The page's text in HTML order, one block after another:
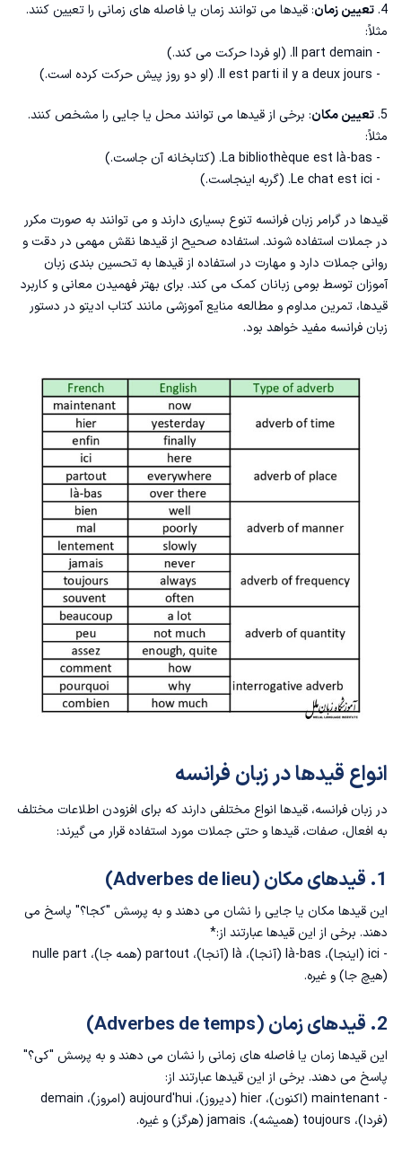
4. تعیین زمان: قیدها می توانند زمان یا فاصله های زمانی را تعیین کنند.
مثلاً:
- Il part demain. (او فردا حرکت می کند.)
- Il est parti il y a deux jours. (او دو روز پیش حرکت کرده است.)
5. تعیین مکان: برخی از قیدها می توانند محل یا جایی را مشخص کنند.
مثلاً:
- La bibliothèque est là-bas. (کتابخانه آن جاست.)
- Le chat est ici. (گربه اینجاست.)
قیدها در گرامر زبان فرانسه تنوع بسیاری دارند و می توانند به صورت مکرر
در جملات استفاده شوند. استفاده صحیح از قیدها نقش مهمی در دقت و
روانی جملات دارد و مهارت در استفاده از قیدها به تحسین بندی زبان
آموزان توسط بومی زبانان کمک می کند. برای بهتر فهمیدن معانی و کاربرد
قیدها، تمرین مداوم و مطالعه منایع آموزشی مانندکتاب ادیتو در دستور
زبان فرانسه مفید خواهد بود.
انواع قیدها در زبان فرانسه
در زبان فرانسه، قیدها انواع مختلفی دارند که برای افزودن اطلاعات مختلف
به افعال، صفات، قیدها و حتی جملات مورد استفاده قرار می گیرند:
1. قیدهای مکان (Adverbes de lieu)
این قیدها مکان یا جایی را نشان می دهند و به پرسش "کجا؟" پاسخ می
دهند. برخی از این قیدها عبارتند از:*
- ici (اینجا)، là-bas (آنجا)، là (آنجا)، partout (همه جا)، nulle part
(هیچ جا) و غیره.
2. قیدهای زمان (Adverbes de temps)
این قیدها زمان یا فاصله های زمانی را نشان می دهند و به پرسش "کی؟"
پاسخ می دهند. برخی از این قیدها عبارتند از:
- maintenant (اکنون)، hier (دیروز)، aujourd'hui (امروز)، demain
(فردا)، toujours (همیشه)، jamais (هرگز) و غیره.